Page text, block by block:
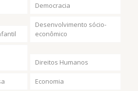
Democracia
Desenvolvimento sócio-
econômico
Direitos Humanos
Economia